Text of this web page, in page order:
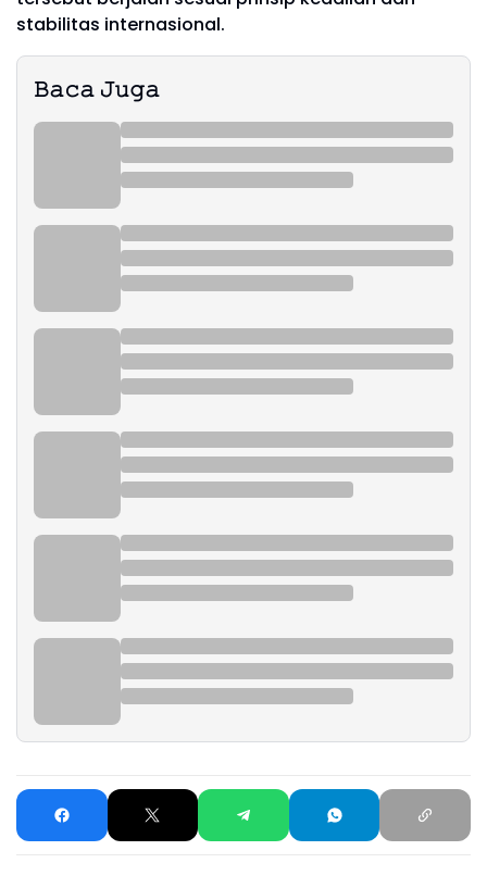
stabilitas internasional.
𝙱𝚊𝚌𝚊 𝙹𝚞𝚐𝚊